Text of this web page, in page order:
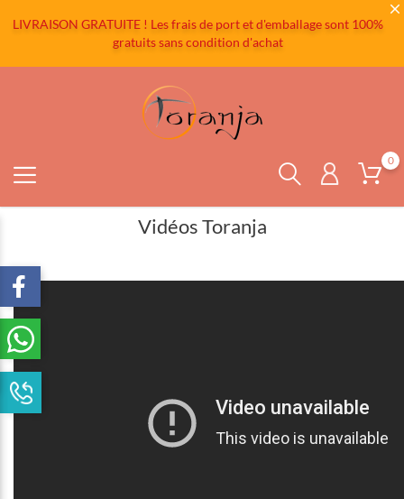
LIVRAISON GRATUITE ! Les frais de port et d'emballage sont 100%
gratuits sans condition d'achat
0
Vidéos Toranja